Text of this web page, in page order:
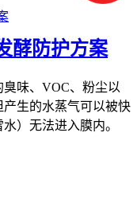
酵防护方案
味、VOC、粉尘以
生的水蒸气可以被快
）无法进入膜内。